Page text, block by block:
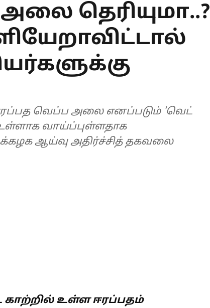
தெரியுமா..?
வெப்ப அலை எனப்படும் 'வெட்
உள்ளாக வாய்ப்புள்ளதாக
ஆய்வு அதிர்ச்சித் தகவலை
உள்ள ஈரப்பதம்